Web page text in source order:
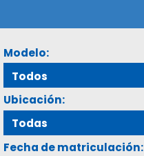
Modelo:
Ubicación:
Fecha de matriculación: